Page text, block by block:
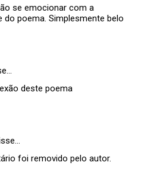
se emocionar com a
do poema. Simplesmente belo
deste poema
foi removido pelo autor.